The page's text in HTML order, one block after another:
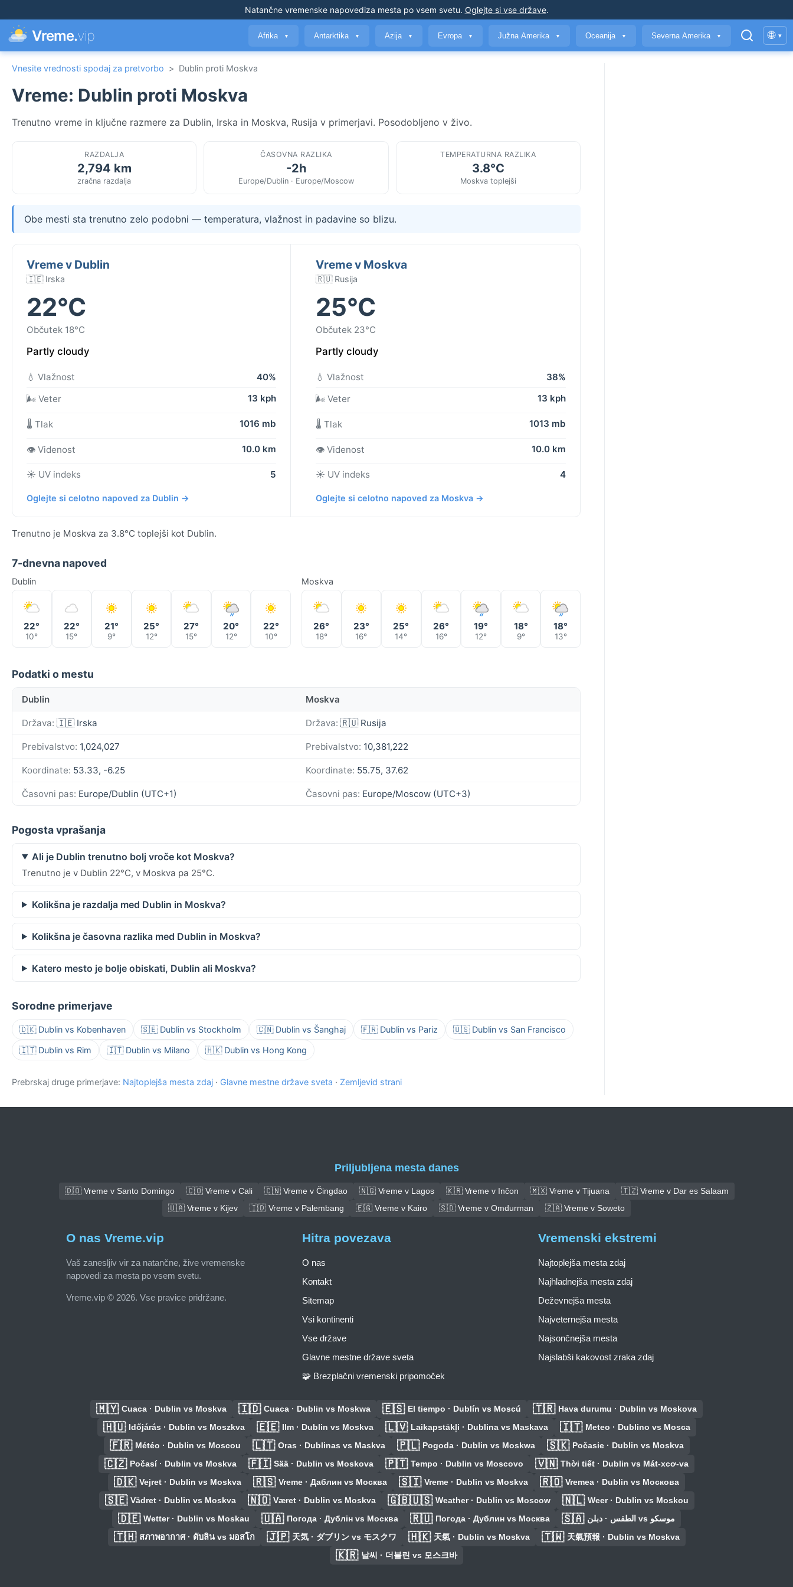
Natančne vremenske napovediza mesta po vsem svetu. Oglejte si vse države.
Vreme.vip Afrika ▼ Antarktika ▼ Azija ▼ Evropa ▼ Južna Amerika ▼ Oceanija ▼ Severna Amerika ▼ 🌐 ▾
Vnesite vrednosti spodaj za pretvorbo > Dublin proti Moskva
Vreme: Dublin proti Moskva
Trenutno vreme in ključne razmere za Dublin, Irska in Moskva, Rusija v primerjavi. Posodobljeno v živo.
RAZDALJA
2,794 km
zračna razdalja
ČASOVNA RAZLIKA
-2h
Europe/Dublin · Europe/Moscow
TEMPERATURNA RAZLIKA
3.8°C
Moskva toplejši
Obe mesti sta trenutno zelo podobni — temperatura, vlažnost in padavine so blizu.
Vreme v Dublin
🇮🇪 Irska
22°C
Občutek 18°C
Partly cloudy
💧 Vlažnost
40%
🌬️ Veter
13 kph
🌡️ Tlak 1016 mb
👁️ Videnost 10.0 km
☀️ UV indeks 5
Oglejte si celotno napoved za Dublin →
Vreme v Moskva
🇷🇺 Rusija
25°C
Občutek 23°C
Partly cloudy
💧 Vlažnost
38%
🌬️ Veter
13 kph
🌡️ Tlak 1013 mb
👁️ Videnost 10.0 km
☀️ UV indeks 4
Oglejte si celotno napoved za Moskva →
Trenutno je Moskva za 3.8°C toplejši kot Dublin.
7-dnevna napoved
Dublin
22°
10°
22°
15°
21°
9°
25°
12°
27°
15°
20°
12°
22°
10°
Moskva
26°
18°
23°
16°
25°
14°
26°
16°
19°
12°
18°
9°
18°
13°
Podatki o mestu
Dublin Moskva
Država: 🇮🇪 Irska Država: 🇷🇺 Rusija
Prebivalstvo: 1,024,027 Prebivalstvo: 10,381,222
Koordinate: 53.33, -6.25 Koordinate: 55.75, 37.62
Časovni pas: Europe/Dublin (UTC+1) Časovni pas: Europe/Moscow (UTC+3)
Pogosta vprašanja
Ali je Dublin trenutno bolj vroče kot Moskva?
Trenutno je v Dublin 22°C, v Moskva pa 25°C.
Kolikšna je razdalja med Dublin in Moskva?
Kolikšna je časovna razlika med Dublin in Moskva?
Katero mesto je bolje obiskati, Dublin ali Moskva?
Sorodne primerjave
🇩🇰 Dublin vs Kobenhaven 🇸🇪 Dublin vs Stockholm 🇨🇳 Dublin vs Šanghaj 🇫🇷 Dublin vs Pariz 🇺🇸 Dublin vs San Francisco
🇮🇹 Dublin vs Rim 🇮🇹 Dublin vs Milano 🇭🇰 Dublin vs Hong Kong
Prebrskaj druge primerjave: Najtoplejša mesta zdaj · Glavne mestne države sveta · Zemljevid strani
Priljubljena mesta danes
🇩🇴 Vreme v Santo Domingo 🇨🇴 Vreme v Cali 🇨🇳 Vreme v Čingdao 🇳🇬 Vreme v Lagos 🇰🇷 Vreme v Inčon 🇲🇽 Vreme v Tijuana
🇹🇿 Vreme v Dar es Salaam
🇺🇦 Vreme v Kijev
🇮🇩 Vreme v Palembang 🇪🇬 Vreme v Kairo 🇸🇩 Vreme v Omdurman 🇿🇦 Vreme v Soweto
O nas Vreme.vip
Vaš zanesljiv vir za natančne, žive vremenske
napovedi za mesta po vsem svetu.
Vreme.vip © 2026. Vse pravice pridržane.
Hitra povezava
O nas
Kontakt
Sitemap
Vsi kontinenti
Vse države
Glavne mestne države sveta
🧩 Brezplačni vremenski pripomoček
Vremenski ekstremi
Najtoplejša mesta zdaj
Najhladnejša mesta zdaj
Deževnejša mesta
Najveternejša mesta
Najsončnejša mesta
Najslabši kakovost zraka zdaj
🇲🇾 Cuaca · Dublin vs Moskva 🇮🇩 Cuaca · Dublin vs Moskwa 🇪🇸 El tiempo · Dublín vs Moscú 🇹🇷 Hava durumu · Dublin vs Moskova
🇭🇺 Időjárás · Dublin vs Moszkva 🇪🇪 Ilm · Dublin vs Moskva 🇱🇻 Laikapstākļi · Dublina vs Maskava 🇮🇹 Meteo · Dublino vs Mosca
🇫🇷 Météo · Dublin vs Moscou 🇱🇹 Oras · Dublinas vs Maskva 🇵🇱 Pogoda · Dublin vs Moskwa 🇸🇰 Počasie · Dublin vs Moskva
🇨🇿 Počasí · Dublin vs Moskva 🇫🇮 Sää · Dublin vs Moskova 🇵🇹 Tempo · Dublin vs Moscovo 🇻🇳 Thời tiết · Dublin vs Mát-xcơ-va
🇩🇰 Vejret · Dublin vs Moskva 🇷🇸 Vreme · Даблин vs Москва 🇸🇮 Vreme · Dublin vs Moskva 🇷🇴 Vremea · Dublin vs Москова
🇸🇪 Vädret · Dublin vs Moskva 🇳🇴 Været · Dublin vs Moskva 🇬🇧🇺🇸 Weather · Dublin vs Moscow 🇳🇱 Weer · Dublin vs Moskou
🇩🇪 Wetter · Dublin vs Moskau 🇺🇦 Погода · Дублін vs Москва 🇷🇺 Погода · Дублин vs Москва 🇸🇦 الطقس · دبلن vs موسكو
🇹🇭 สภาพอากาศ · ดับลิน vs มอสโก 🇯🇵 天気 · ダブリン vs モスクワ 🇭🇰 天氣 · Dublin vs Moskva 🇹🇼 天氣預報 · Dublin vs Moskva
🇰🇷 날씨 · 더블린 vs 모스크바